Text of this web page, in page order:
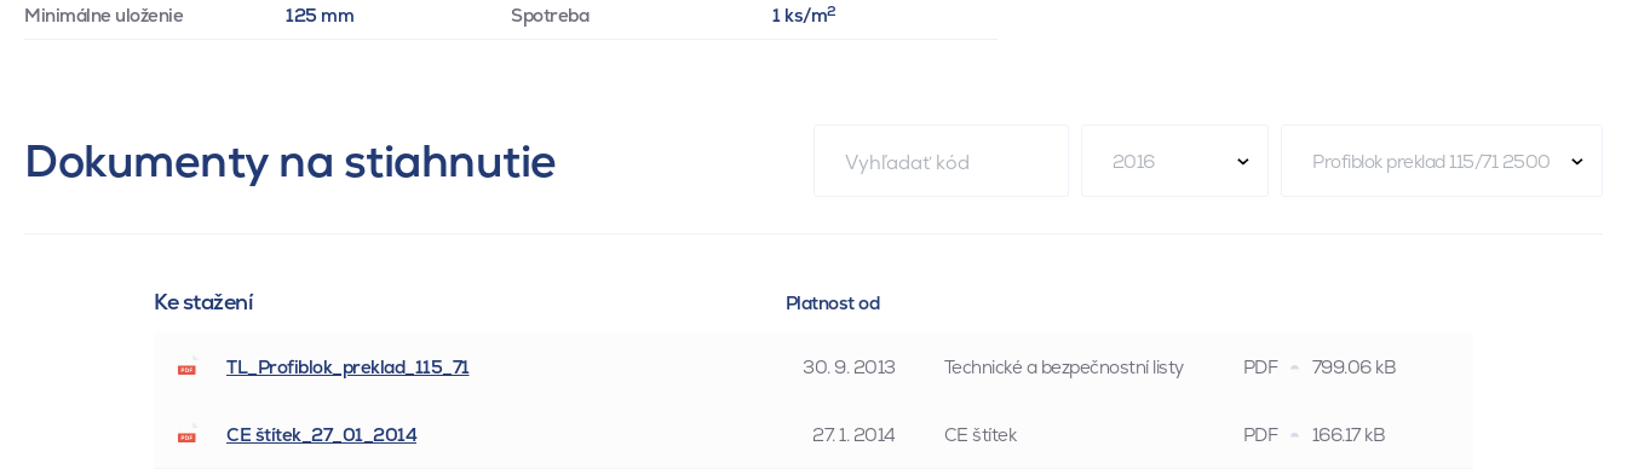
Minimálne uloženie 125 mm Spotreba 1 ks/m2
Dokumenty na stiahnutie 2016 Profiblok preklad 115/71 2500
Ke stažení
TL_Profiblok_preklad_115_71
Platnost od
30. 9. 2013 Technické a bezpečnostní listy PDF 799.06 kB
CE štítek_27_01_2014 27. 1. 2014 CE štítek PDF 166.17 kB